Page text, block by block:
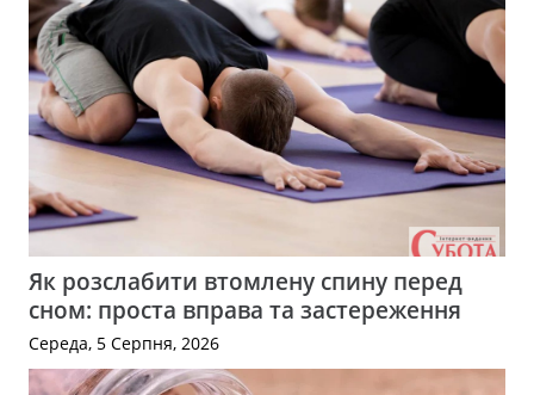
Як розслабити втомлену спину перед
сном: проста вправа та застереження
Середа, 5 Серпня, 2026